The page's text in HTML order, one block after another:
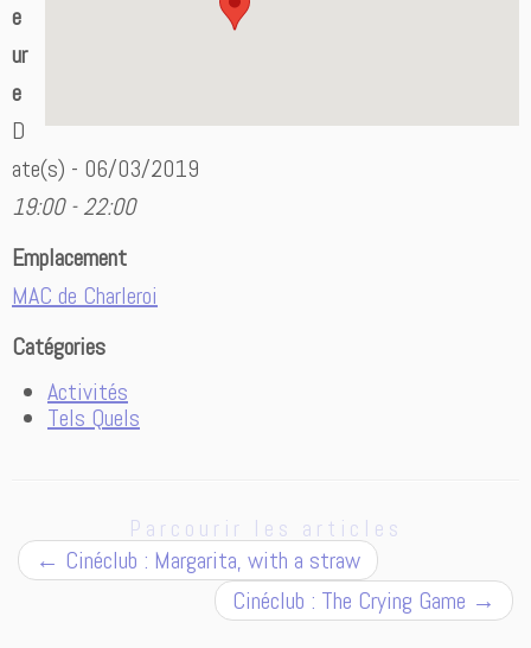
e
ur
e
D
ate(s) - 06/03/2019
19:00 - 22:00
Emplacement
MAC de Charleroi
Catégories
Activités
Tels Quels
Parcourir les articles
← Cinéclub : Margarita, with a straw
Cinéclub : The Crying Game →